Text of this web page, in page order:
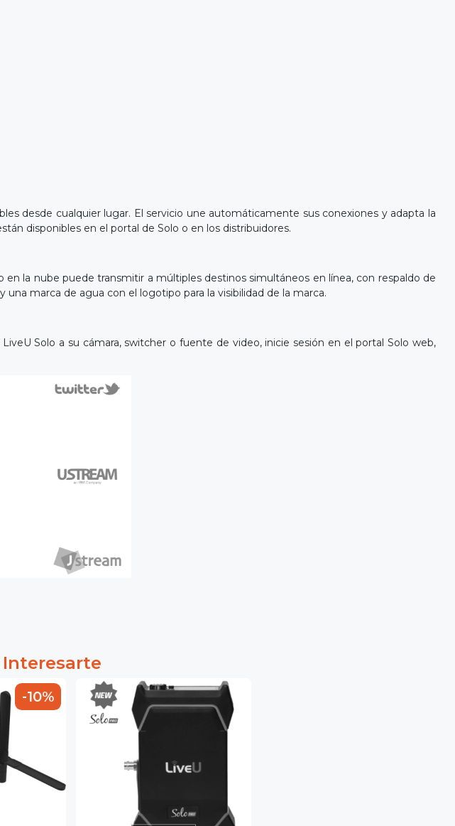
desde cualquier lugar. El servicio une automáticamente sus conexiones y adapta la
disponibles en el portal de Solo o en los distribuidores.
la nube puede transmitir a múltiples destinos simultáneos en línea, con respaldo de
marca de agua con el logotipo para la visibilidad de la marca.
Solo a su cámara, switcher o fuente de video, inicie sesión en el portal Solo web,
-10%